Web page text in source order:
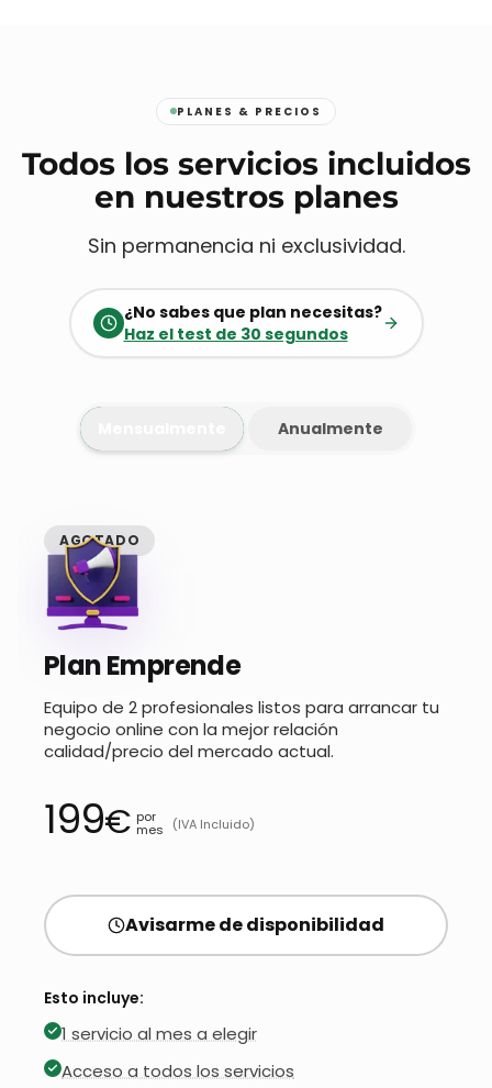
PLANES & PRECIOS
Todos los servicios incluidos
en nuestros planes
Sin permanencia ni exclusividad.
¿No sabes que plan necesitas?
Haz el test de 30 segundos
Anualmente
AGOTADO
Plan Emprende
Equipo de 2 profesionales listos para arrancar tu
negocio online con la mejor relación
calidad/precio del mercado actual.
199€ por
mes (IVA Incluido)
Avisarme de disponibilidad
Esto incluye:
1 servicio al mes a elegir
Acceso a todos los servicios